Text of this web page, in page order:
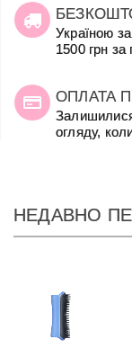
Україною
1500 грн
ОПЛАТА
Залишилися
огляду,
НЕДАВНО